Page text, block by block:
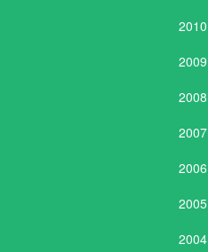
2010
2009
2008
2007
2006
2005
2004